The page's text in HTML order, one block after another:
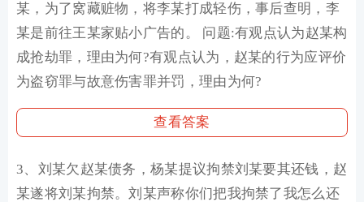
某，为了窝藏赃物，将李某打成轻伤，事后查明，李
某是前往王某家贴小广告的。 问题:有观点认为赵某构
成抢劫罪，理由为何?有观点认为，赵某的行为应评价
为盗窃罪与故意伤害罪并罚，理由为何?
查看答案
3、刘某欠赵某债务，杨某提议拘禁刘某要其还钱，赵
某遂将刘某拘禁。刘某声称你们把我拘禁了我怎么还